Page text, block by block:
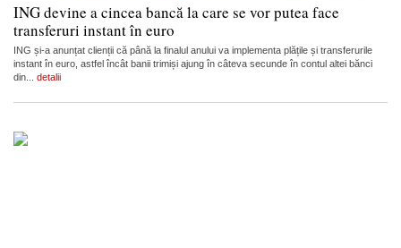
ING devine a cincea bancă la care se vor putea face
transferuri instant în euro
ING și-a anunțat clienții că până la finalul anului va implementa plățile și transferurile
instant în euro, astfel încât banii trimiși ajung în câteva secunde în contul altei bănci
din... detalii